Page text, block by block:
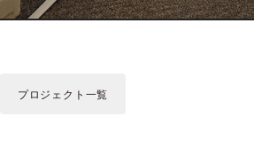
プロジェクト一覧